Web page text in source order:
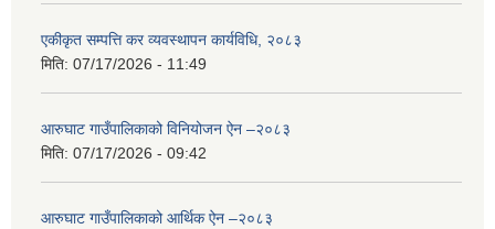
एकीकृत सम्पत्ति कर व्यवस्थापन कार्यविधि, २०८३
मिति: 07/17/2026 - 11:49
आरुघाट गाउँपालिकाको विनियोजन ऐन –२०८३
मिति: 07/17/2026 - 09:42
आरुघाट गाउँपालिकाको आर्थिक ऐन –२०८३